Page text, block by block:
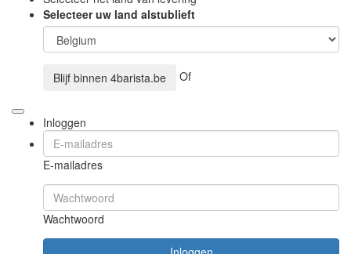
Selecteer uw land alstublieft
Blijf binnen 4barista.be Of
Inloggen
E-mailadres
Wachtwoord